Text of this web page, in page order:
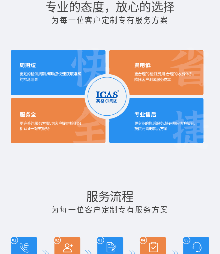
专业的态度，放心的选择
为每一位客户定制专有服务方案
服务流程
为每一位客户定制专有服务方案